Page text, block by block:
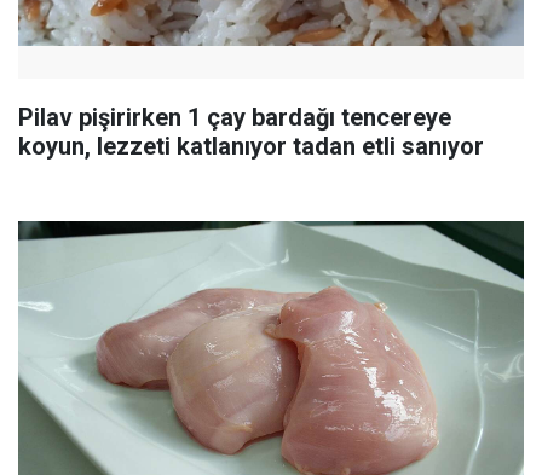
Pilav pişirirken 1 çay bardağı tencereye
koyun, lezzeti katlanıyor tadan etli sanıyor